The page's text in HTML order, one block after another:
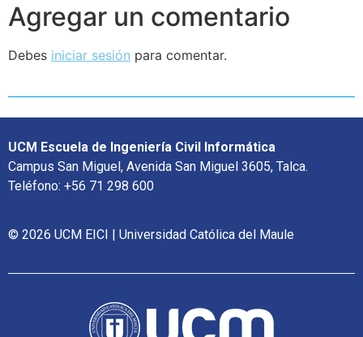
Agregar un comentario
Debes iniciar sesión para comentar.
UCM Escuela de Ingeniería Civil Informática
Campus San Miguel, Avenida San Miguel 3605, Talca.
Teléfono: +56 71 298 600
© 2026 UCM EICI | Universidad Católica del Maule